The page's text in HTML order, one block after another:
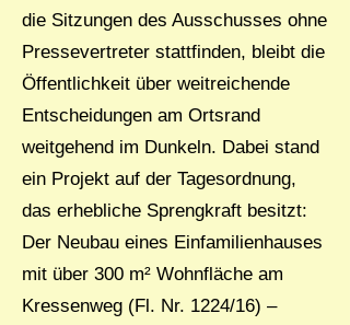
die Sitzungen des Ausschusses ohne
Pressevertreter stattfinden, bleibt die
Öffentlichkeit über weitreichende
Entscheidungen am Ortsrand
weitgehend im Dunkeln. Dabei stand
ein Projekt auf der Tagesordnung,
das erhebliche Sprengkraft besitzt:
Der Neubau eines Einfamilienhauses
mit über 300 m² Wohnfläche am
Kressenweg (Fl. Nr. 1224/16) –